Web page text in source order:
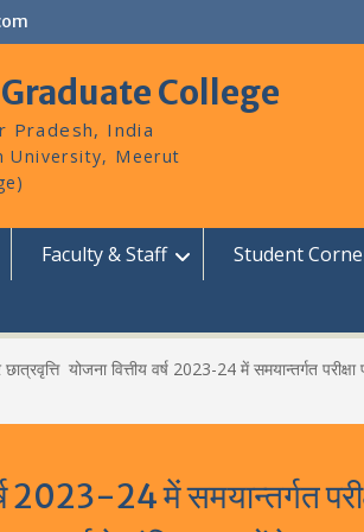
College
Pradesh, India
Faculty & Staff Student
छात्रवृत्ति योजना वित्तीय वर्ष 2023-24 में समयान्तर्गत
2023-24 में समयान्तर्गत